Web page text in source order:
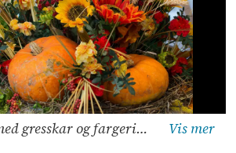
i mange varianter; små store, glatte, knudrete, hvite, grønne og oransje. Foto: OBP